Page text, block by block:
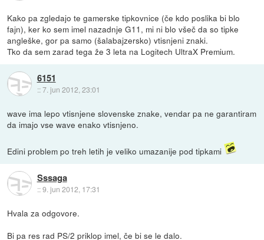
Kako pa zgledajo te gamerske tipkovnice (če kdo poslika bi blo
fajn), ker ko sem imel nazadnje G11, mi ni blo všeč da so tipke
angleške, gor pa samo (šalabajzersko) vtisnjeni znaki.
Tko da sem zarad tega že 3 leta na Logitech UltraX Premium.
6151
::7. jun 2012, 23:01
wave ima lepo vtisnjene slovenske znake, vendar pa ne garantiram
da imajo vse wave enako vtisnjeno.
Edini problem po treh letih je veliko umazanije pod tipkami
Sssaga
::9. jun 2012, 17:31
Hvala za odgovore.
Bi pa res rad PS/2 priklop imel, če bi se le dalo.